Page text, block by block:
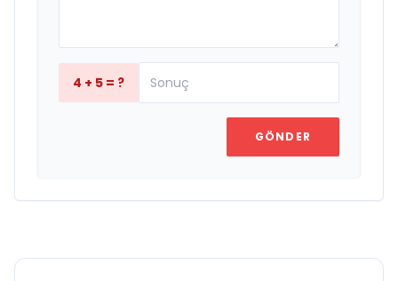
4 + 5 = ?
GÖNDER